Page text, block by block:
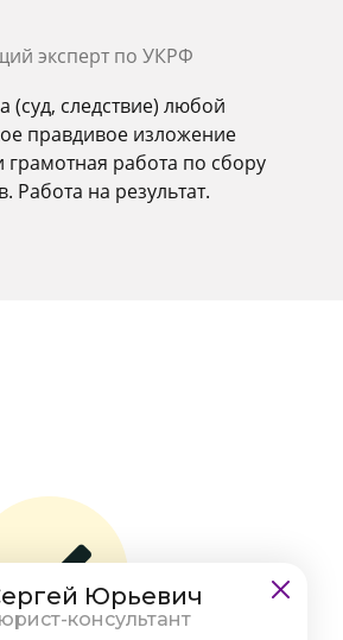
эксперт по УКРФ
(суд, следствие) любой
правдивое изложение
грамотная работа по сбору
Работа на результат.
Юрьевич
юрист-консультант